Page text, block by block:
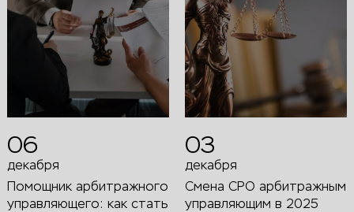
06
декабря
Помощник арбитражного
управляющего: как стать
03
декабря
Смена СРО арбитражным
управляющим в 2025